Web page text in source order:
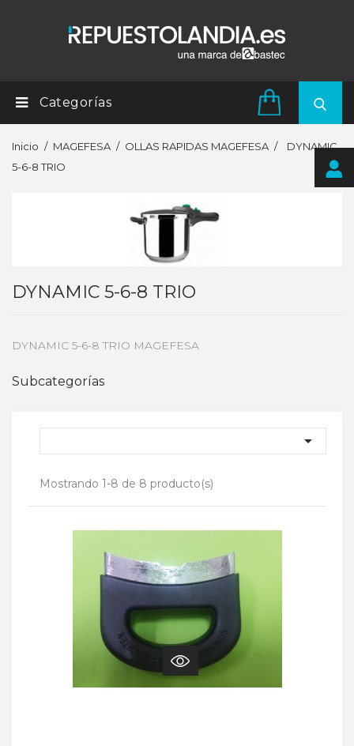
Categorías
Inicio MAGEFESA OLLAS RAPIDAS MAGEFESA
DYNAMIC
5-6-8 TRIO
DYNAMIC 5-6-8 TRIO
DYNAMIC 5-6-8 TRIO MAGEFESA
Subcategorías

Mostrando 1-8 de 8 producto(s)